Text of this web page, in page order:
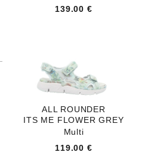
139.00 €
ALL ROUNDER
ITS ME FLOWER GREY
Multi
119.00 €